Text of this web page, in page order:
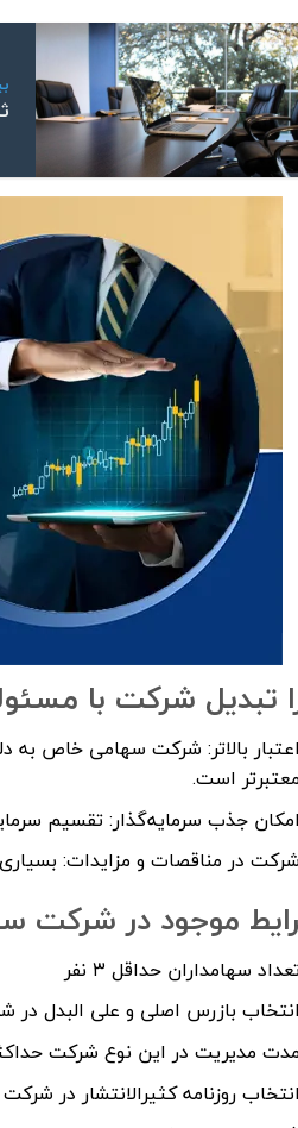
تبدیل شرکت با
اعتبار بالاتر: شرکت سهامی خاص به
معتبرتر است.
امکان جذب سرمایه‌گذار: تقسیم
شرکت در مناقصات و مزایدات:
موجود در شرکت
سهامداران حداقل ۳ نفر
انتخاب بازرس اصلی و علی البدل
مدت مدیریت در این نوع شرکت
انتخاب روزنامه کثیرالانتشار در